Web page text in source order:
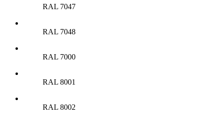
RAL 7047
RAL 7048
RAL 7000
RAL 8001
RAL 8002